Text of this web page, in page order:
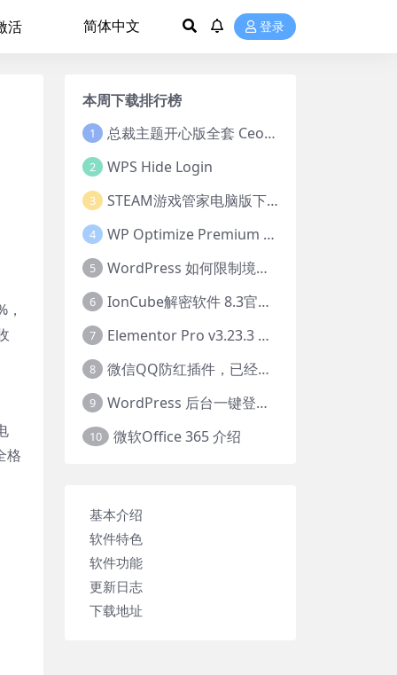
活 登录
格
本周下载排行榜
1 总裁主题开心版全套 CeoDocs CeoEdu-Pro CeoMax-Pro CeoNova-Pro
2 WPS Hide Login
3 STEAM游戏管家电脑版下载
4 WP Optimize Premium v3.6.0激活版
5 WordPress 如何限制境外注册机
6 IonCube解密软件 8.3官方正式版
7 Elementor Pro v3.23.3 永久免费使用
8 微信QQ防红插件，已经被腾讯拦截的域名无效
9 WordPress 后台一键登录任意用户
10 微软Office 365 介绍
基本介绍
软件特色
软件功能
更新日志
下载地址